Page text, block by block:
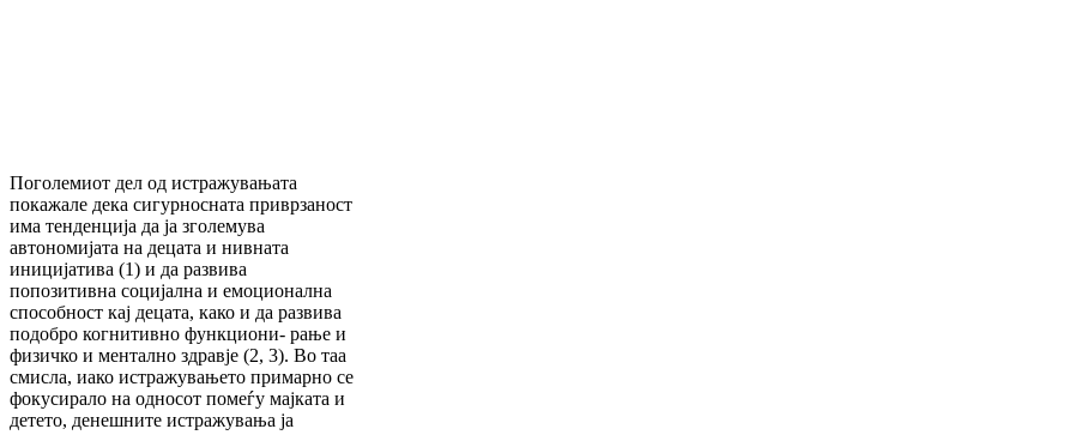
Поголемиот дел од истражувањата
покажале дека сигурносната приврзаност
има тенденција да ја зголемува
автономијата на децата и нивната
иницијатива (1) и да развива
попозитивна социјална и емоционална
способност кај децата, како и да развива
подобро когнитивно функциони- рање и
физичко и ментално здравје (2, 3). Во таа
смисла, иако истражувањето примарно се
фокусирало на односот помеѓу мајката и
детето, денешните истражувања ја